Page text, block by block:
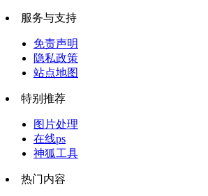
服务与支持
免责声明
隐私政策
站点地图
特别推荐
图片处理
在线ps
神狐工具
热门内容